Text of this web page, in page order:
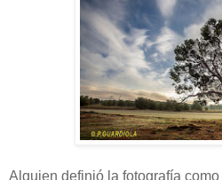
Alguien definió la fotografía como